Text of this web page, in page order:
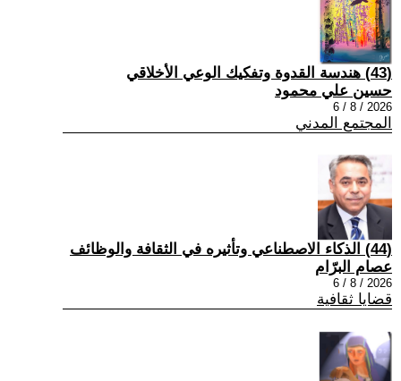
(43) هندسة القدوة وتفكيك الوعي الأخلاقي
حسين علي محمود
2026 / 8 / 6
المجتمع المدني
(44) الذكاء الاصطناعي وتأثيره في الثقافة والوظائف
عصام البرّام
2026 / 8 / 6
قضايا ثقافية